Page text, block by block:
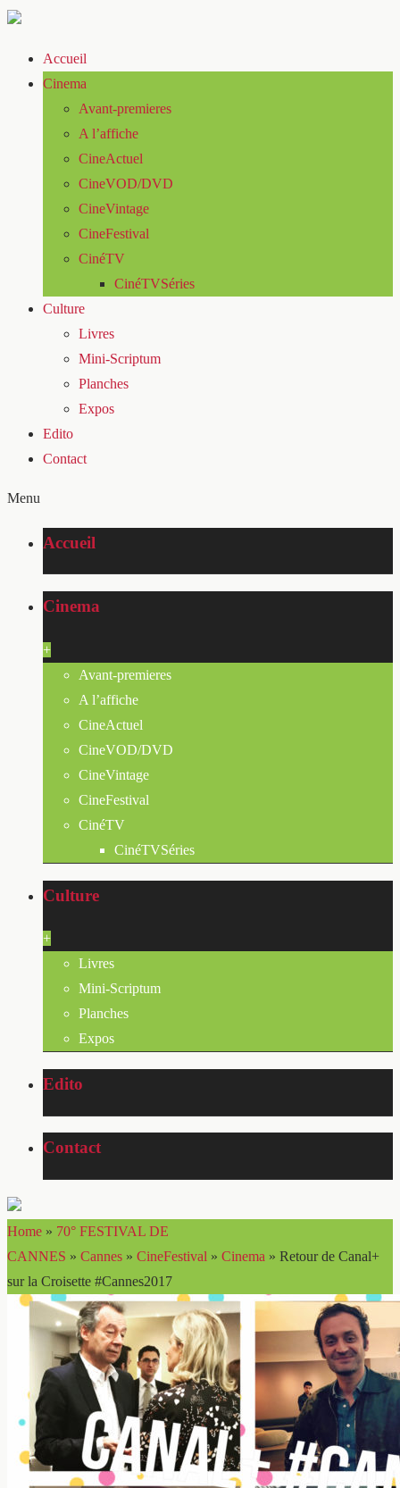
Accueil
Cinema
Avant-premieres
A l’affiche
CineActuel
CineVOD/DVD
CineVintage
CineFestival
CinéTV
CinéTVSéries
Culture
Livres
Mini-Scriptum
Planches
Expos
Edito
Contact
Menu
Accueil
Cinema
+
Avant-premieres
A l’affiche
CineActuel
CineVOD/DVD
CineVintage
CineFestival
CinéTV
CinéTVSéries
Culture
+
Livres
Mini-Scriptum
Planches
Expos
Edito
Contact
Home » 70° FESTIVAL DE
CANNES » Cannes » CineFestival » Cinema » Retour de Canal+
sur la Croisette #Cannes2017